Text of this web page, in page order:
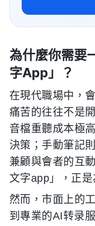
為什麼你需要
字App」？
在現代職場中，
痛苦的往往不是
音檔重聽成本極
決策；手動筆記
兼顧與會者的互
文字app」，正是
然而，市面上的
到專業的AI转录